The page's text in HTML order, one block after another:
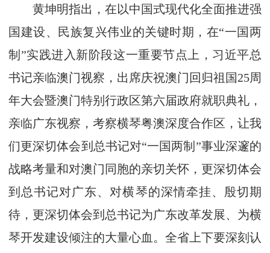
黄坤明指出，在以中国式现代化全面推进强
国建设、民族复兴伟业的关键时期，在“一国两
制”实践进入新阶段这一重要节点上，习近平总
书记亲临澳门视察，出席庆祝澳门回归祖国25周
年大会暨澳门特别行政区第六届政府就职典礼，
亲临广东视察，考察横琴粤澳深度合作区，让我
们更深切体会到总书记对“一国两制”事业深邃的
战略考量和对澳门同胞的亲切关怀，更深切体会
到总书记对广东、对横琴的深情牵挂、殷切期
待，更深切体会到总书记为广东改革发展、为横
琴开发建设倾注的大量心血。全省上下要深刻认